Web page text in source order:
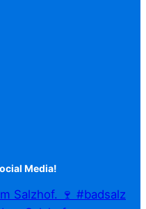
Media!
Salzhof. 🍷 #badsalz